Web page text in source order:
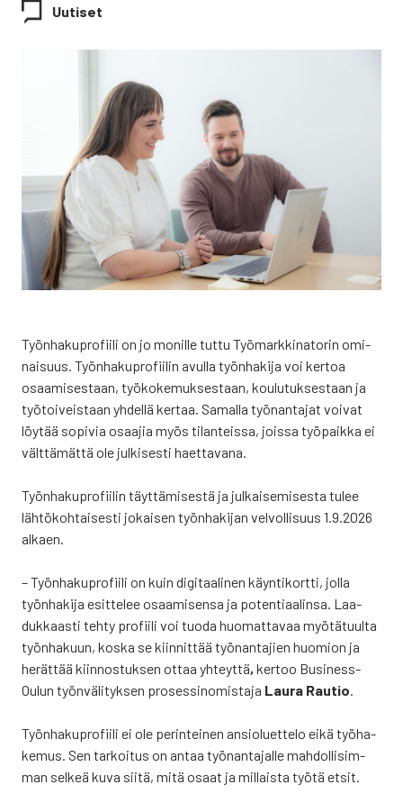
Uutiset
Työn­ha­ku­pro­fii­li on jo monil­le tut­tu Työ­mark­ki­na­to­rin omi­
nai­suus. Työn­ha­ku­pro­fii­lin avul­la työn­ha­ki­ja voi ker­toa
osaa­mi­ses­taan, työ­ko­ke­muk­ses­taan, kou­lu­tuk­ses­taan ja
työ­toi­veis­taan yhdel­lä ker­taa. Samal­la työ­nan­ta­jat voi­vat
löy­tää sopi­via osaa­jia myös tilan­teis­sa, jois­sa työ­paik­ka ei
vält­tä­mät­tä ole jul­ki­ses­ti haet­ta­va­na.
Työn­ha­ku­pro­fii­lin täyt­tä­mi­ses­tä ja jul­kai­se­mi­ses­ta tulee
läh­tö­koh­tai­ses­ti jokai­sen työn­ha­ki­jan vel­vol­li­suus 1.9.2026
alkaen.
– Työn­ha­ku­pro­fii­li on kuin digi­taa­li­nen käyn­ti­kort­ti, jol­la
työn­ha­ki­ja esit­te­lee osaa­mi­sen­sa ja poten­ti­aa­lin­sa. Laa­
duk­kaas­ti teh­ty pro­fii­li voi tuo­da huo­mat­ta­vaa myö­tä­tuul­ta
työn­ha­kuun, kos­ka se kiin­nit­tää työ­nan­ta­jien huo­mion ja
herät­tää kiin­nos­tuk­sen ottaa yhteyt­tä, ker­too Business­
Oulun työn­vä­li­tyk­sen pro­ses­si­no­mis­ta­ja Lau­ra Rau­tio.
Työn­ha­ku­pro­fii­li ei ole perin­tei­nen ansio­luet­te­lo eikä työ­ha­
ke­mus. Sen tar­koi­tus on antaa työ­nan­ta­jal­le mah­dol­li­sim­
man sel­keä kuva sii­tä, mitä osaat ja mil­lais­ta työ­tä etsit.